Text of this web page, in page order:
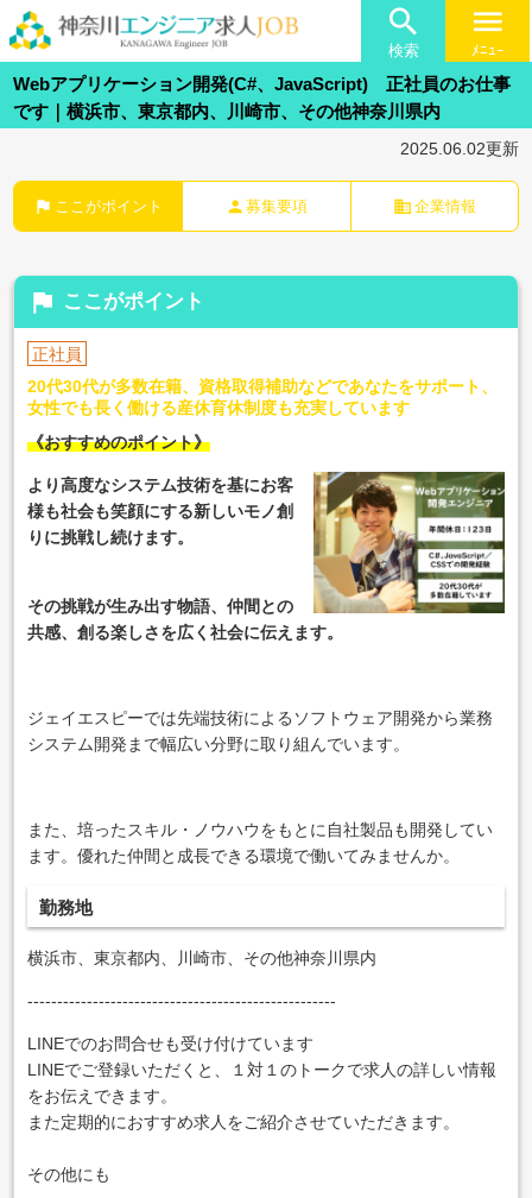

検索
menu
ﾒﾆｭｰ
Webアプリケーション開発(C#、JavaScript) 正社員のお仕事
です｜横浜市、東京都内、川崎市、その他神奈川県内
2025.06.02更新
flag ここがポイント person 募集要項 business 企業情報
flag ここがポイント
正社員
20代30代が多数在籍、資格取得補助などであなたをサポート、
女性でも長く働ける産休育休制度も充実しています
《おすすめのポイント》
より高度なシステム技術を基にお客
様も社会も笑顔にする新しいモノ創
りに挑戦し続けます。
その挑戦が生み出す物語、仲間との
共感、創る楽しさを広く社会に伝えます。
ジェイエスピーでは先端技術によるソフトウェア開発から業務
システム開発まで幅広い分野に取り組んでいます。
また、培ったスキル・ノウハウをもとに自社製品も開発してい
ます。優れた仲間と成長できる環境で働いてみませんか。
勤務地
横浜市、東京都内、川崎市、その他神奈川県内
----------------------------------------------------
LINEでのお問合せも受け付けています
LINEでご登録いただくと、１対１のトークで求人の詳しい情報
をお伝えできます。
また定期的におすすめ求人をご紹介させていただきます。
その他にも